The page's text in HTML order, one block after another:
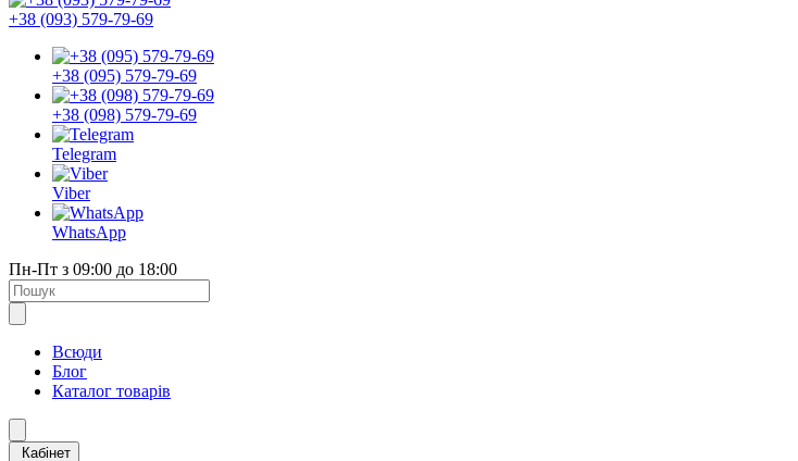
+38 (093) 579-79-69
+38 (095) 579-79-69
+38 (098) 579-79-69
Telegram
Viber
WhatsApp
Пн-Пт з 09:00 до 18:00
Всюди
Блог
Каталог товарів
Кабінет